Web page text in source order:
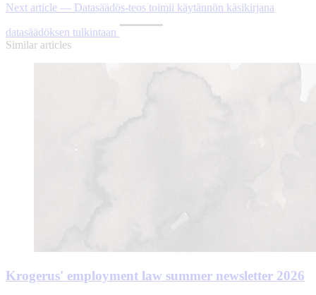
Next article — Datasäädös-teos toimii käytännön käsikirjana
datasäädöksen tulkintaan
Similar articles
Krogerus' employment law summer newsletter 2026